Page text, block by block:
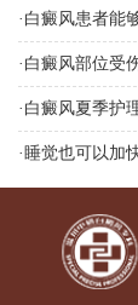
· 白癜风患者能
· 白癜风部位受
· 白癜风夏季护
· 睡觉也可以加